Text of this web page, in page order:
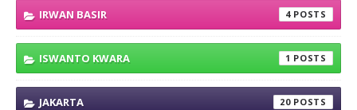
IRWAN BASIR 4
ISWANTO KWARA 1
JAKARTA 20